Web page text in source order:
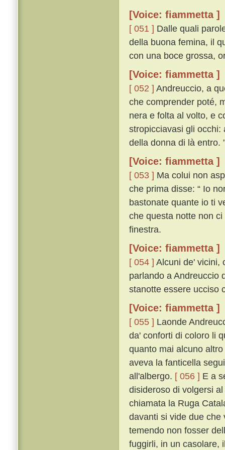
[Voice: fiammetta ]
[ 051 ] Dalle quali
della buona femina, il
con una boce grossa,
[Voice: fiammetta ]
[ 052 ] Andreuccio, a
che comprender poté,
nera e folta al volto, e
stropicciavasi gli occhi:
della donna di là entro.
[Voice: fiammetta ]
[ 053 ] Ma colui non
che prima disse: “ Io
bastonate quante io ti
che questa notte non
finestra.
[Voice: fiammetta ]
[ 054 ] Alcuni de' vicini,
parlando a Andreuccio
stanotte essere ucciso
[Voice: fiammetta ]
[ 055 ] Laonde
da' conforti di coloro li
quanto mai alcuno
aveva la fanticella
all'albergo. [ 056 ] E a
disideroso di volgersi
chiamata la Ruga
davanti si vide due che
temendo non fosser
fuggirli, in un casolare,